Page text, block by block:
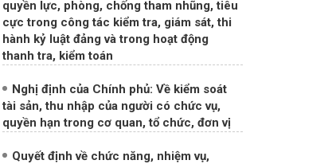
quyền lực, phòng, chống tham nhũng, tiêu
cực trong công tác kiểm tra, giám sát, thi
hành kỷ luật đảng và trong hoạt động
thanh tra, kiểm toán
Nghị định của Chính phủ: Về kiểm soát
tài sản, thu nhập của người có chức vụ,
quyền hạn trong cơ quan, tổ chức, đơn vị
Quyết định về chức năng, nhiệm vụ,